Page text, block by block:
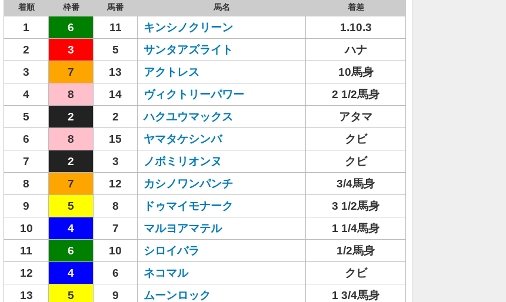
着順 枠番 馬番 馬名 着差
1 6 11 キンシノクリーン
1.10.3
2
3 5 サンタアズライト
ハナ
3
7 13 アクトレス
10馬身
4
8 14 ヴィクトリーパワー
2 1/2馬身
5
2 2 ハクユウマックス
アタマ
6
8 15 ヤマタケシンバ
クビ
7
2 3 ノボミリオンヌ
クビ
8
7 12 カシノワンパンチ
3/4馬身
9
5 8 ドゥマイモナーク
3 1/2馬身
10
4 7 マルヨアマテル
1 1/4馬身
11
6 10 シロイバラ
1/2馬身
12
4 6 ネコマル
クビ
13
5 9 ムーンロック
1 3/4馬身